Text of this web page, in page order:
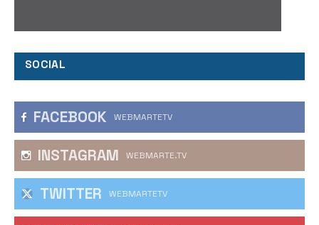
SOCIAL
FACEBOOK WEBMARTETV
INSTAGRAM WEBMARTE.TV
TWITTER WEBMARTETV